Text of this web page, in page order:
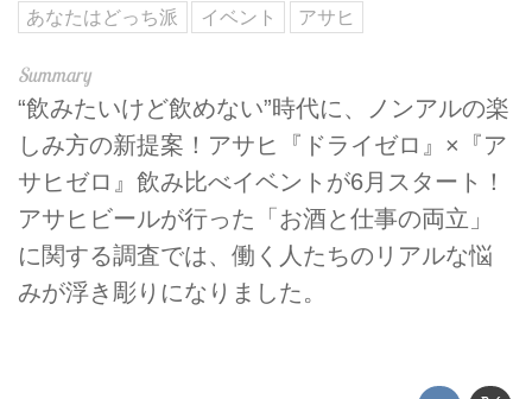
あなたはどっち派
イベント アサヒ
“飲みたいけど飲めない”時代に、ノンアルの楽
しみ方の新提案！アサヒ『ドライゼロ』×『ア
サヒゼロ』飲み比べイベントが6月スタート！
アサヒビールが行った「お酒と仕事の両立」
に関する調査では、働く人たちのリアルな悩
みが浮き彫りになりました。